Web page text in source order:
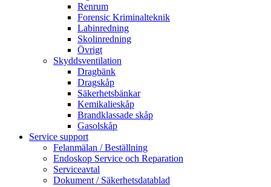
Renrum
Forensic Kriminalteknik
Labinredning
Skolinredning
Övrigt
Skyddsventilation
Dragbänk
Dragskåp
Säkerhetsbänkar
Kemikalieskåp
Brandklassade skåp
Gasolskåp
Service support
Felanmälan / Beställning
Endoskop Service och Reparation
Serviceavtal
Dokument / Säkerhetsdatablad